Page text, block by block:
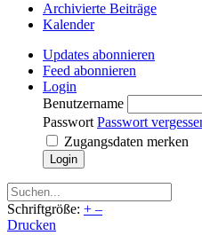
Archivierte Beiträge
Kalender
Updates abonnieren
Feed abonnieren
Login
Benutzername
Passwort Passwort
Zugangsdaten merken
Login
Schriftgröße: + –
Drucken